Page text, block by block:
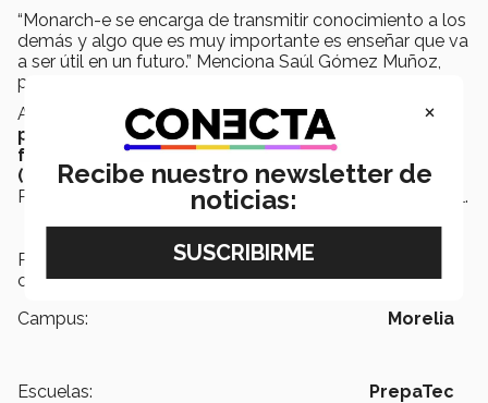
“Monarch-e se encarga de transmitir conocimiento a los
demás y algo que es muy importante es enseñar que va
a ser útil en un futuro.” Menciona Saúl Gómez Muñoz,
presidente de este grupo estudiantil.
Anteriormente,este grupo estudiantil ya había
participado en la final de FIRST en 2013, donde
fueron acreedores al premio Rookie All Star
(como mejor novato)y pasaron a la final en Houston
Para este año piensan superarse y ganar a nivel mundial.
Para seguir los avances de Monarch-e en la
competenciaDA CLICK AQUÍ.
Campus:
Morelia
Escuelas: PrepaTec
×
Recibe nuestro newsletter de
noticias: